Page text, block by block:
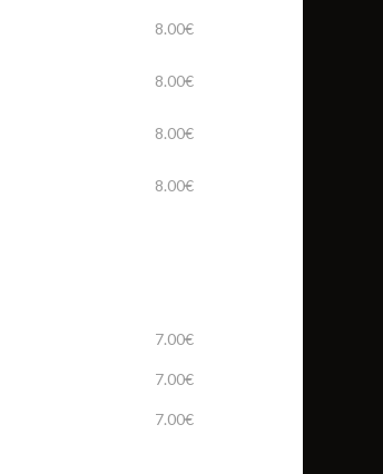
8.00€
8.00€
8.00€
8.00€
7.00€
7.00€
7.00€